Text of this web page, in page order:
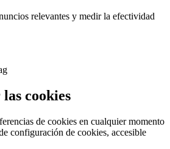
relevantes y medir la efectividad
cookies
de cookies en cualquier momento
configuración de cookies, accesible